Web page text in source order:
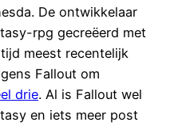
De ontwikkelaar
rpg gecreëerd met
meest recentelijk
Fallout om
drie. Al is Fallout wel
en iets meer post